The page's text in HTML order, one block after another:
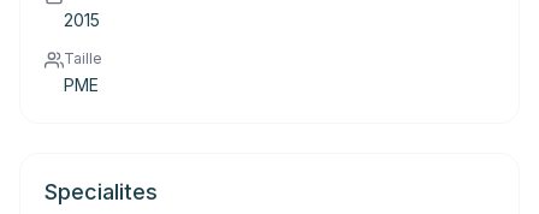
2015
Taille
PME
Specialites